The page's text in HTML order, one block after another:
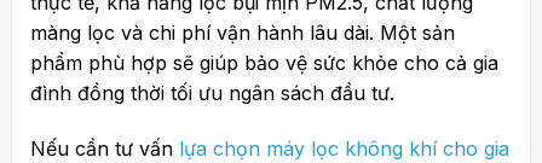
màng lọc và chi phí vận hành lâu dài. Một sản
phẩm phù hợp sẽ giúp bảo vệ sức khỏe cho cả gia
đình đồng thời tối ưu ngân sách đầu tư.
Nếu cần tư vấn lựa chọn máy lọc không khí cho gia